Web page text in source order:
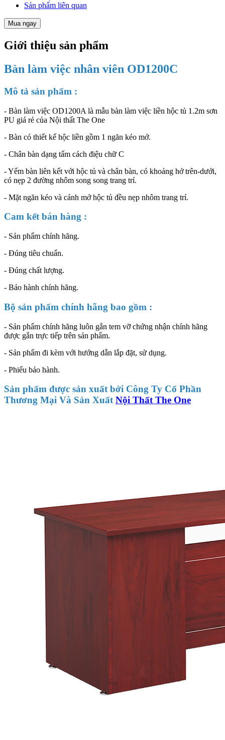
Sản phẩm liên quan
Mua ngay
Giới thiệu sản phẩm
Bàn làm việc nhân viên OD1200C
Mô tả sản phẩm :
- Bàn làm việc OD1200A là mẫu bàn làm việc liền hộc tủ 1.2m sơn
PU giá rẻ của Nội thất The One
- Bàn có thiết kế hộc liền gồm 1 ngăn kéo mở.
- Chân bàn dạng tấm cách điệu chữ C
- Yếm bàn liên kết với hộc tủ và chân bàn, có khoảng hở trên-dưới,
có nẹp 2 đường nhôm song song trang trí.
- Mặt ngăn kéo và cánh mở hộc tủ đều nẹp nhôm trang trí.
Cam kết bán hàng :
- Sản phẩm chính hãng.
- Đúng tiêu chuẩn.
- Đúng chất lượng.
- Bảo hành chính hãng.
Bộ sản phẩm chính hãng bao gồm :
- Sản phẩm chính hãng luôn gắn tem vỡ chứng nhận chính hãng
được gắn trực tiếp trên sản phẩm.
- Sản phẩm đi kèm với hướng dẫn lắp đặt, sử dụng.
- Phiếu bảo hành.
Sản phẩm được sản xuất bởi Công Ty Cổ Phần
Thương Mại Và Sản XuấtNội Thất The One